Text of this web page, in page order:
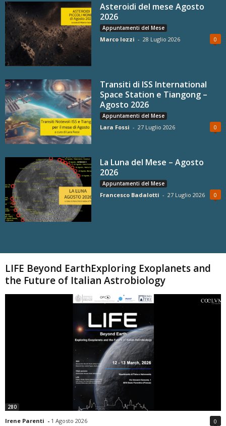
Asteroidi del mese Agosto
2026
Appuntamenti del Mese
Marco Iozzi - 28 Luglio 2026 0
Transiti di ISS International
Space Station e Tiangong –
Agosto 2026
Appuntamenti del Mese
Lara Fossi - 27 Luglio 2026 0
La Luna del Mese – Agosto
2026
Appuntamenti del Mese
Francesco Badalotti - 27 Luglio 2026 0
LIFE Beyond EarthExploring Exoplanets and
the Future of Italian Astrobiology
280
Irene Parenti - 1 Agosto 2026 0